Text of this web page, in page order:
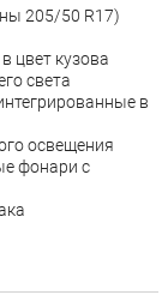
205/50 R17)
цвет кузова
света
в
освещения
фонари с